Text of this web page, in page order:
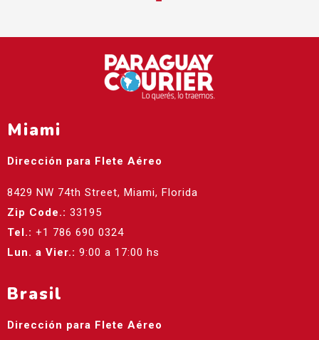
Miami
Dirección para Flete Aéreo
8429 NW 74th Street, Miami, Florida
Zip Code.: 33195
Tel.: +1 786 690 0324
Lun. a Vier.: 9:00 a 17:00 hs
Brasil
Dirección para Flete Aéreo